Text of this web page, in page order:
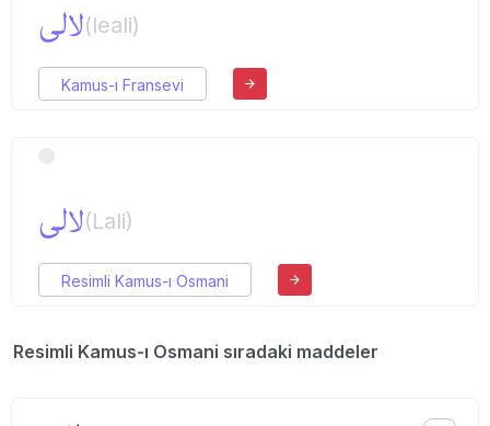
لالی(leali)
Kamus-ı Fransevi
لالی(Lali)
Resimli Kamus-ı Osmani
Resimli Kamus-ı Osmani sıradaki maddeler